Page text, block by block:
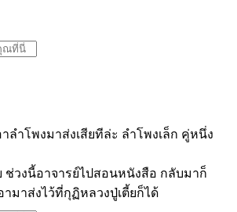
ลำโพงมาส่งเสียทีล่ะ ลำโพงเล็ก คู่หนึ่ง
ช่วงนี้อาจารย์ไปสอนหนังสือ กลับมาก็
ามาส่งไว้ที่กุฏิหลวงปู่เตี้ยก็ได้